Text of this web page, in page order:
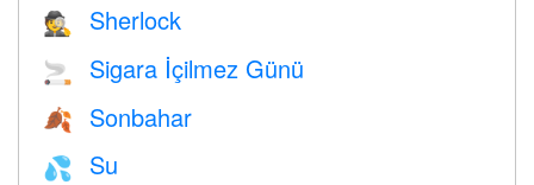
🕵️ Sherlock
🚬 Sigara İçilmez Günü
🍂 Sonbahar
💦 Su